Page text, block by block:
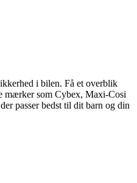
i bilen. Få et overblik
mærker som Cybex, Maxi-Cosi
passer bedst til dit barn og din